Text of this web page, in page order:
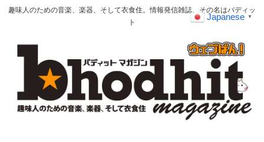
趣味人のための音楽、楽器、そして衣食住。情報発信雑誌、その名はバディッ
ト
Japanese ▼